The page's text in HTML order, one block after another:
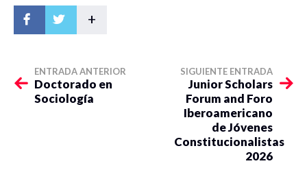
+
ENTRADA ANTERIOR
Doctorado en
Sociología
SIGUIENTE ENTRADA
Junior Scholars
Forum and Foro
Iberoamericano
de Jóvenes
Constitucionalistas
2026